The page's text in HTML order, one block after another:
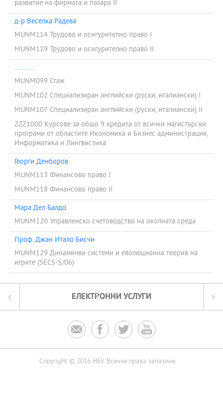
развитие на фирмата и пазара II
д-р Веселка Радева
MUNM114 Трудово и осигурително право I
MUNM119 Трудово и осигурително право II
..... .....
MUNM099 Стаж
MUNM102 Специализиран английски (руски, италиански) I
MUNM107 Специализиран английски (руски, италиански) II
ZZZ1000 Курсове за общо 9 кредита от всички магистърски
програми от областите Икономика и Бизнес администрация,
Информатика и Лингвистика
Георги Денборов
MUNM113 Финансово право I
MUNM118 Финансово право II
Мара Дел Балдо
MUNM120 Управленско счетоводство на околната среда
Проф. Джан Итало Бисчи
MUNM129 Динамичви системи и еволюционна теория на
игрите (SECS-S/06)
ЕЛЕКТРОННИ УСЛУГИ
   
Copyright © 2016 НБУ. Всички права запазени.